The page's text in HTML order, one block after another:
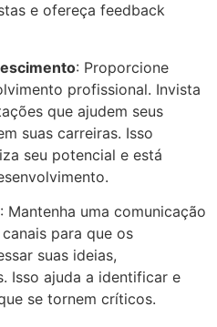
e ofereça feedback
: Proporcione
profissional. Invista
que ajudem seus
suas carreiras. Isso
seu potencial e está
: Mantenha uma comunicação
para que os
suas ideias,
Isso ajuda a identificar e
se tornem críticos.